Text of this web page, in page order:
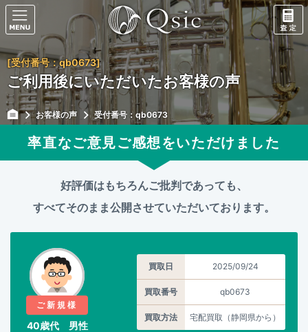
[受付番号：qb0673]
ご利用後にいただいたお客様の声
お客様の声 受付番号：qb0673
率直なご意見ご感想をいただけました
好評価はもちろんご批判であっても、
すべてそのまま公開させていただいております。
ご新規様
40歳代 男性
買取日 2025/09/24
買取番号 qb0673
買取方法 宅配買取（静岡県から）